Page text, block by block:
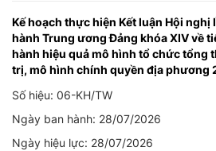
Kế hoạch thực hiện Kết luận Hội nghị
hành Trung ương Đảng khóa XIV về
hành hiệu quả mô hình tổ chức tổng
trị, mô hình chính quyền địa phương
Số hiệu: 06-KH/TW
Ngày ban hành: 28/07/2026
Ngày hiệu lực: 28/07/2026